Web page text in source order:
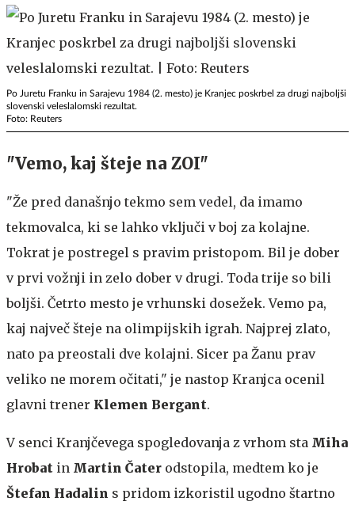
Po Juretu Franku in Sarajevu 1984 (2. mesto) je Kranjec poskrbel za drugi najboljši
slovenski veleslalomski rezultat.
Foto: Reuters
"Vemo, kaj šteje na ZOI"
"Že pred današnjo tekmo sem vedel, da imamo
tekmovalca, ki se lahko vključi v boj za kolajne.
Tokrat je postregel s pravim pristopom. Bil je dober
v prvi vožnji in zelo dober v drugi. Toda trije so bili
boljši. Četrto mesto je vrhunski dosežek. Vemo pa,
kaj največ šteje na olimpijskih igrah. Najprej zlato,
nato pa preostali dve kolajni. Sicer pa Žanu prav
veliko ne morem očitati," je nastop Kranjca ocenil
glavni trener Klemen Bergant.
V senci Kranjčevega spogledovanja z vrhom sta Miha
Hrobat in Martin Čater odstopila, medtem ko je
Štefan Hadalin s pridom izkoristil ugodno štartno